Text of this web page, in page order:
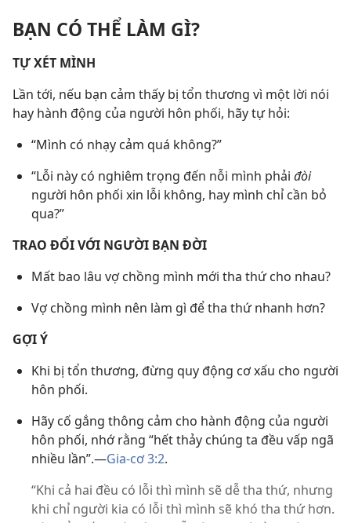
BẠN CÓ THỂ LÀM GÌ?
TỰ XÉT MÌNH
Lần tới, nếu bạn cảm thấy bị tổn thương vì một lời nói
hay hành động của người hôn phối, hãy tự hỏi:
“Mình có nhạy cảm quá không?”
“Lỗi này có nghiêm trọng đến nỗi mình phải đòi
người hôn phối xin lỗi không, hay mình chỉ cần bỏ
qua?”
TRAO ĐỔI VỚI NGƯỜI BẠN ĐỜI
Mất bao lâu vợ chồng mình mới tha thứ cho nhau?
Vợ chồng mình nên làm gì để tha thứ nhanh hơn?
GỢI Ý
Khi bị tổn thương, đừng quy động cơ xấu cho người
hôn phối.
Hãy cố gắng thông cảm cho hành động của người
hôn phối, nhớ rằng “hết thảy chúng ta đều vấp ngã
nhiều lần”.—Gia-cơ 3:2.
“Khi cả hai đều có lỗi thì mình sẽ dễ tha thứ, nhưng
khi chỉ người kia có lỗi thì mình sẽ khó tha thứ hơn.